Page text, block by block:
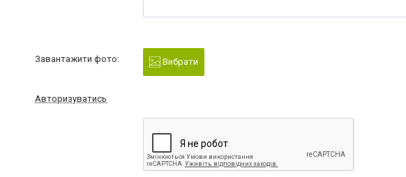
Завантажити фото: Вибрати
Авторизуватись